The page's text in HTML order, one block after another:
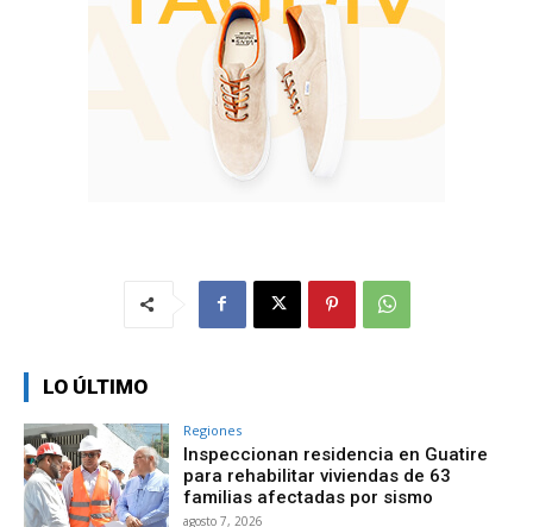
LO ÚLTIMO
Regiones
Inspeccionan residencia en Guatire
para rehabilitar viviendas de 63
familias afectadas por sismo
agosto 7, 2026